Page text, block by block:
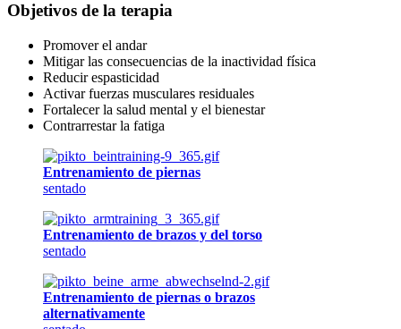
Objetivos de la terapia
Promover el andar
Mitigar las consecuencias de la inactividad física
Reducir espasticidad
Activar fuerzas musculares residuales
Fortalecer la salud mental y el bienestar
Contrarrestar la fatiga
Entrenamiento de piernas
sentado
Entrenamiento de brazos y del torso
sentado
Entrenamiento de piernas o brazos
alternativamente